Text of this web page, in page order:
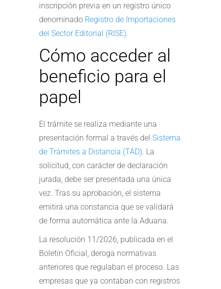
inscripción previa en un registro único
denominado Registro de Importaciones
del Sector Editorial (RISE).
Cómo acceder al
beneficio para el
papel
El trámite se realiza mediante una
presentación formal a través del Sistema
de Trámites a Distancia (TAD). La
solicitud, con carácter de declaración
jurada, debe ser presentada una única
vez. Tras su aprobación, el sistema
emitirá una constancia que se validará
de forma automática ante la Aduana.
La resolución 11/2026, publicada en el
Boletín Oficial, deroga normativas
anteriores que regulaban el proceso. Las
empresas que ya contaban con registros